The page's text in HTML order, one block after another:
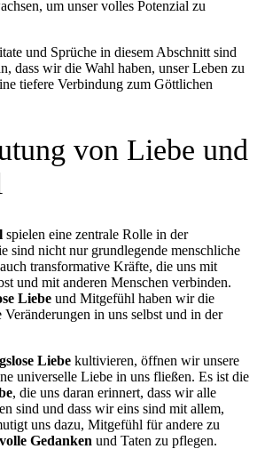
um unser volles Potenzial zu
und Sprüche in diesem Abschnitt sind
dass wir die Wahl haben, unser Leben zu
tiefere Verbindung zum Göttlichen
von Liebe und
spielen eine zentrale Rolle in der
sind nicht nur grundlegende menschliche
transformative Kräfte, die uns mit
und mit anderen Menschen verbinden.
Liebe und Mitgefühl haben wir die
in uns selbst und in der
Liebe kultivieren, öffnen wir unsere
universelle Liebe in uns fließen. Es ist die
, die uns daran erinnert, dass wir alle
sind und dass wir eins sind mit allem,
uns dazu, Mitgefühl für andere zu
Gedanken und Taten zu pflegen.